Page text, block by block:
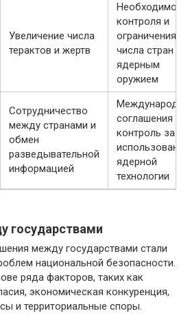
Увеличение числа
терактов и жертв
контроля и
ограничения
числа стран с
ядерным
оружием
Сотрудничество
между странами и
обмен
разведывательной
информацией
соглашения и
контроль за
ядерной
технологии
государствами
между государствами стали
национальной безопасности.
ряда факторов, таких как
экономическая конкуренция,
и территориальные споры.